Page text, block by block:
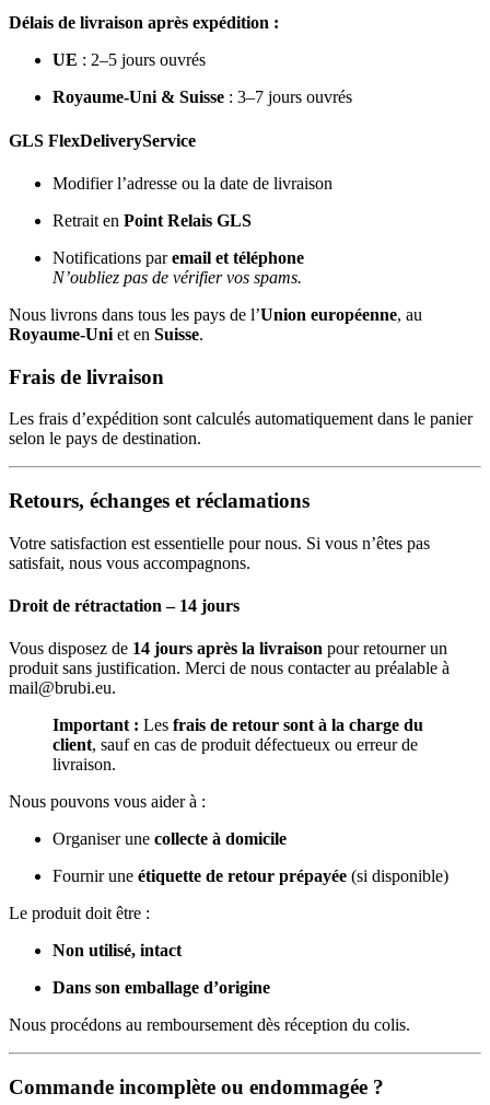
Délais de livraison après expédition :
UE : 2–5 jours ouvrés
Royaume-Uni & Suisse : 3–7 jours ouvrés
GLS FlexDeliveryService
Modifier l’adresse ou la date de livraison
Retrait en Point Relais GLS
Notifications paremail et téléphone
N’oubliez pas de vérifier vos spams.
Nous livrons dans tous les pays de l’Union européenne, au
Royaume-Uni et en Suisse.
Frais de livraison
Les frais d’expédition sont calculés automatiquement dans le panier
selon le pays de destination.
Retours, échanges et réclamations
Votre satisfaction est essentielle pour nous. Si vous n’êtes pas
satisfait, nous vous accompagnons.
Droit de rétractation – 14 jours
Vous disposez de 14 jours après la livraison pour retourner un
produit sans justification. Merci de nous contacter au préalable à
mail@brubi.eu.
Important : Les frais de retour sont à la charge du
client, sauf en cas de produit défectueux ou erreur de
livraison.
Nous pouvons vous aider à :
Organiser une collecte à domicile
Fournir une étiquette de retour prépayée (si disponible)
Le produit doit être :
Non utilisé, intact
Dans son emballage d’origine
Nous procédons au remboursement dès réception du colis.
Commande incomplète ou endommagée ?